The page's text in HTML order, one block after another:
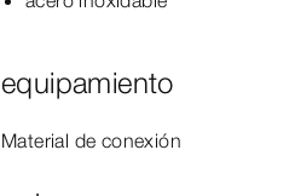
equipamiento
Material de conexión